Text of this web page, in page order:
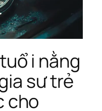
i nằng
sư trẻ
cho